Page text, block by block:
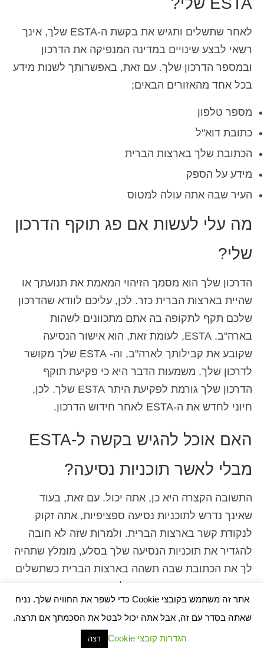
לאחר שתשלים ותגיש את בקשת ה-ESTA שלך, אינך
רשאי לבצע שינויים במדינה המנפיקה את הדרכון
ובמספר הדרכון שלך. עם זאת, באפשרותך לשנות מידע
בכל אחד מהאזורים הבאים;
מספר טלפון
כתובת דוא"ל
הכתובת שלך בארצות הברית
מידע על הספק
העיר שבה אתה עולה למטוס
מה עלי לעשות אם פג תוקף הדרכון
שלי?
הדרכון שלך הוא מסמך הזיהוי המאמת את תנועתך או
שהיית בארצות הברית כזר. לכן, עליכם לוודא שהדרכון
שלכם תקף לתקופה בה אתם מתכוונים לשהות
בארה"ב. ESTA, לעומת זאת, הוא אישור הנסיעה
שקובע את קבילותך לארה"ב, וה- ESTA שלך מקושר
לדרכון שלך. משמעות הדבר היא כי פקיעת תוקף
הדרכון שלך גורמת לפקיעת היתר ESTA שלך. לכן,
חיוני לחדש את ה-ESTA לאחר חידוש הדרכון.
האם אוכל להגיש בקשה ל-ESTA
מבלי לאשר תוכניות נסיעה?
התשובה הקצרה היא כן, אתה יכול. עם זאת, בעוד
שאינך נדרש לתוכניות נסיעה ספציפיות, אתה זקוק
לנקודת קשר בארצות הברית. ולמרות שזה לא חובה
להגדיר את תוכניות הנסיעה שלך בסלע, מומלץ שתהיה
לך את הכתובת שבה תשהה בארצות הברית כשתשלים
את הבקשה. אם אתה מתכוון להישאר במספר מיקומים,
רק את הכתובת הראשונה היא הכרחית. אם אין לך את
הכתובת המלאה, שם המלון או המיקום שבו תבקר
יספיקו. אם אתה במעבר, ענה "כן" כאשר אתה נשאל,
אתר זה משתמש בקובצי Cookie כדי לשפר את החוויה שלך. נניח
שאתה בסדר עם זה, אבל אתה יכול לבטל את הסכמתך אם תרצה.
הגדרות קובצי Cookie רצה